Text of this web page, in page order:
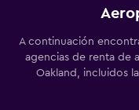
A continuación
agencias de renta de
Oakland, incluidos